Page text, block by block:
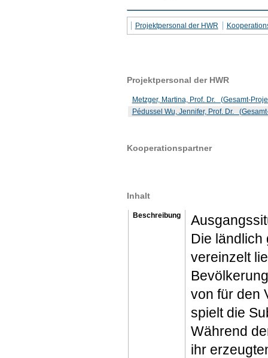
Projektpersonal der HWR
Projektpersonal der HWR
Metzger, Martina, Prof. Dr. (Gesamt-
Pédussel Wu, Jennifer, Prof. Dr.
Kooperationspartner
Inhalt
Beschreibung
Die ländlich
vereinzelt
von für den
spielt die
Während
ihr